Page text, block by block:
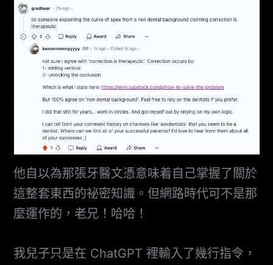
他自以為那張牙醫文憑意味着自己掌握了關於
這整套東西的祕密知識。但網路時代可不是那
麼運作的，老兄！哈哈！
我兒子只是在 ChatGPT 裡輸入了幾行指令，